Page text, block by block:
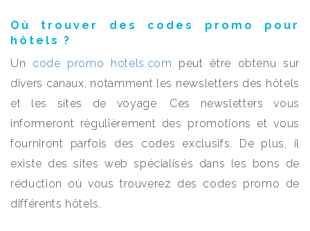
Où trouver des codes promo pour
hôtels ?
Un code promo hotels.com peut être obtenu sur
divers canaux, notamment les newsletters des hôtels
et les sites de voyage. Ces newsletters vous
informeront régulièrement des promotions et vous
fourniront parfois des codes exclusifs. De plus, il
existe des sites web spécialisés dans les bons de
réduction où vous trouverez des codes promo de
différents hôtels.